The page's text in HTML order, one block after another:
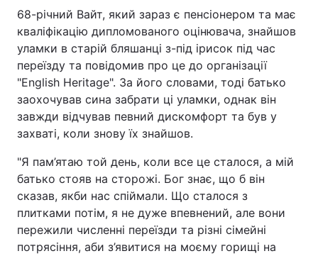
68-річний Вайт, який зараз є пенсіонером та має
кваліфікацію дипломованого оцінювача, знайшов
уламки в старій бляшанці з-під ірисок під час
переїзду та повідомив про це до організації
"English Heritage". За його словами, тоді батько
заохочував сина забрати ці уламки, однак він
завжди відчував певний дискомфорт та був у
захваті, коли знову їх знайшов.
"Я пам’ятаю той день, коли все це сталося, а мій
батько стояв на сторожі. Бог знає, що б він
сказав, якби нас спіймали. Що сталося з
плитками потім, я не дуже впевнений, але вони
пережили численні переїзди та різні сімейні
потрясіння, аби з’явитися на моєму горищі на